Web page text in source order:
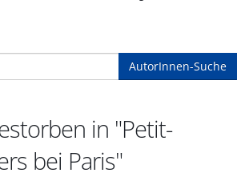
AutorInnen-Suche
in "Petit-
bei Paris"